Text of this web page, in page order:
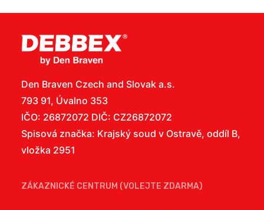
Den Braven Czech and Slovak a.s.
793 91, Úvalno 353
IČO: 26872072 DIČ: CZ26872072
Spisová značka: Krajský soud v Ostravě, oddíl B,
vložka 2951
ZÁKAZNICKÉ CENTRUM (VOLEJTE ZDARMA)